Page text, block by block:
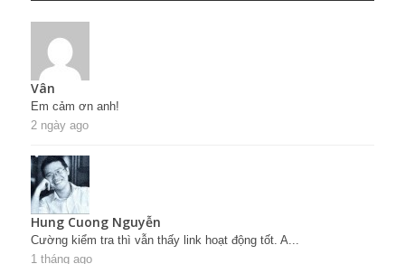
Vân
Em cảm ơn anh!
2 ngày ago
Hung Cuong Nguyễn
Cường kiểm tra thì vẫn thấy link hoạt động tốt. A...
1 tháng ago